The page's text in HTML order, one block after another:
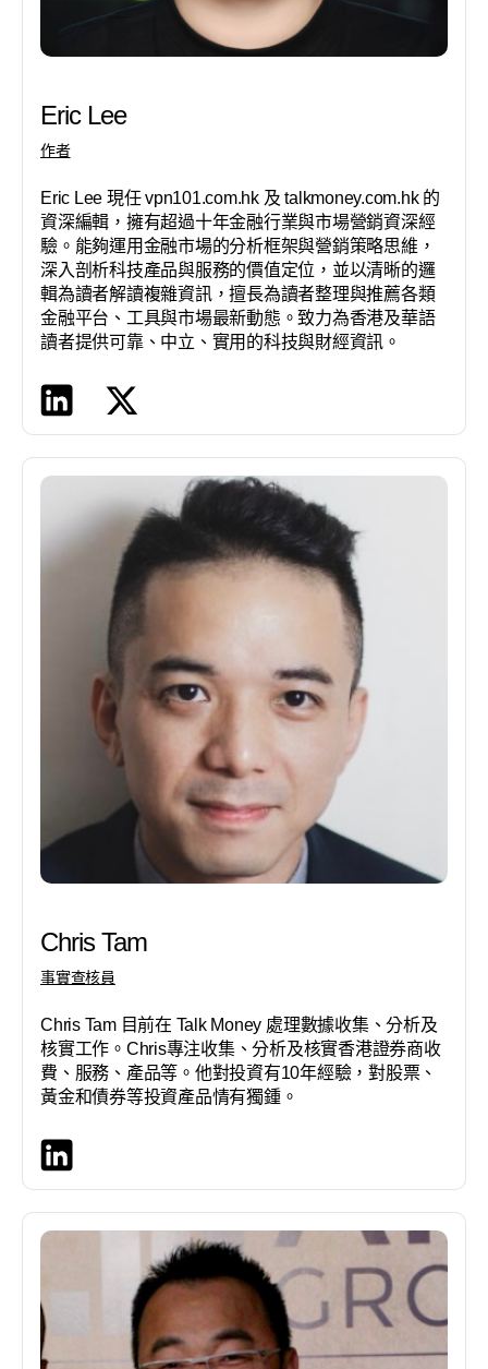
Eric Lee
作者
Eric Lee 現任 vpn101.com.hk 及 talkmoney.com.hk 的
資深編輯，擁有超過十年金融行業與市場營銷資深經
驗。能夠運用金融市場的分析框架與營銷策略思維，
深入剖析科技產品與服務的價值定位，並以清晰的邏
輯為讀者解讀複雜資訊，擅長為讀者整理與推薦各類
金融平台、工具與市場最新動態。致力為香港及華語
讀者提供可靠、中立、實用的科技與財經資訊。
Chris Tam
事實查核員
Chris Tam 目前在 Talk Money 處理數據收集、分析及
核實工作。Chris專注收集、分析及核實香港證券商收
費、服務、產品等。他對投資有10年經驗，對股票、
黃金和債券等投資產品情有獨鍾。